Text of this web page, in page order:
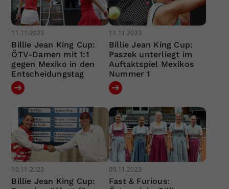
11.11.2023
Billie Jean King Cup:
ÖTV-Damen mit 1:1
gegen Mexiko in den
Entscheidungstag
11.11.2023
Billie Jean King Cup:
Paszek unterliegt im
Auftaktspiel Mexikos
Nummer 1
10.11.2023
Billie Jean King Cup:
09.11.2023
Fast & Furious: